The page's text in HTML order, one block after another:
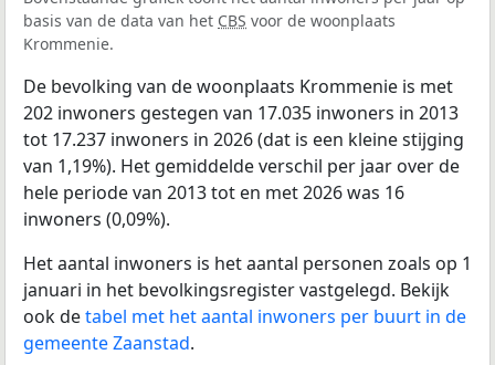
basis van de data van het CBS voor de woonplaats
Krommenie.
De bevolking van de woonplaats Krommenie is met
202 inwoners gestegen van 17.035 inwoners in 2013
tot 17.237 inwoners in 2026 (dat is een kleine stijging
van 1,19%). Het gemiddelde verschil per jaar over de
hele periode van 2013 tot en met 2026 was 16
inwoners (0,09%).
Het aantal inwoners is het aantal personen zoals op 1
januari in het bevolkingsregister vastgelegd. Bekijk
ook detabel met het aantal inwoners per buurt in de
gemeente Zaanstad.